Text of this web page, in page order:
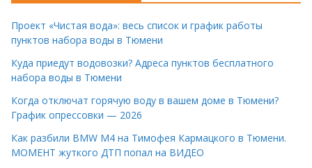
Проект «Чистая вода»: весь список и график работы
пунктов набора воды в Тюмени
Куда приедут водовозки? Адреса пунктов бесплатного
набора воды в Тюмени
Когда отключат горячую воду в вашем доме в Тюмени?
График опрессовки — 2026
Как разбили BMW M4 на Тимофея Кармацкого в Тюмени.
МОМЕНТ жуткого ДТП попал на ВИДЕО